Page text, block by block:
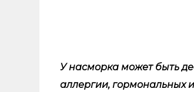
У насморка может быть
аллергии, гормональных